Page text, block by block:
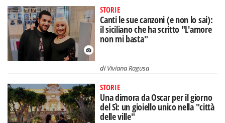
STORIE
Canti le sue canzoni (e non lo sai):
il siciliano che ha scritto "L'amore
non mi basta"
diViviana Ragusa
STORIE
Una dimora da Oscar per il giorno
del Sì: un gioiello unico nella "città
delle ville"